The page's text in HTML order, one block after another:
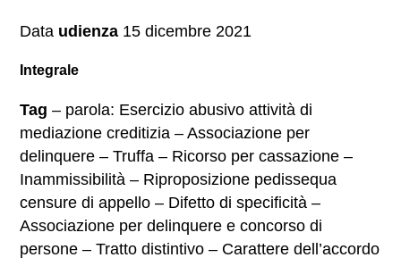
Data udienza 15 dicembre 2021
Integrale
Tag – parola: Esercizio abusivo attività di
mediazione creditizia – Associazione per
delinquere – Truffa – Ricorso per cassazione –
Inammissibilità – Riproposizione pedissequa
censure di appello – Difetto di specificità –
Associazione per delinquere e concorso di
persone – Tratto distintivo – Carattere dell’accordo